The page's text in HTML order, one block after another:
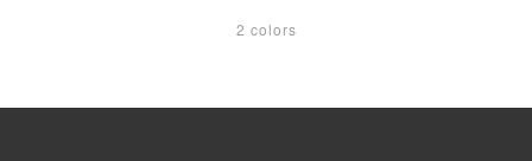
2 colors